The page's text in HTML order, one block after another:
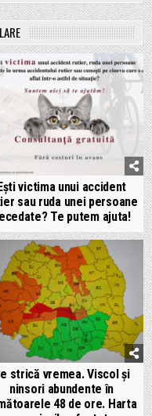
Ești victima unui accident
sau ruda unei persoane
Te putem ajuta!
strică vremea. Viscol și
ninsori abundente în
48 de ore. Harta